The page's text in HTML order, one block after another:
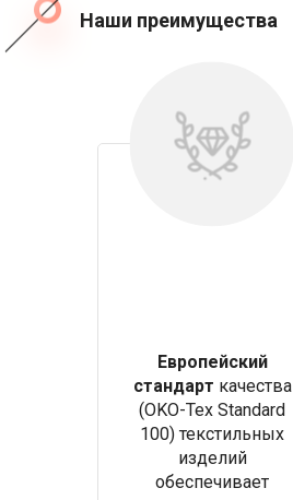
Наши преимущества
Европейский
стандарт качества
(OKO-Tex Standard
100) текстильных
изделий
обеспечивает